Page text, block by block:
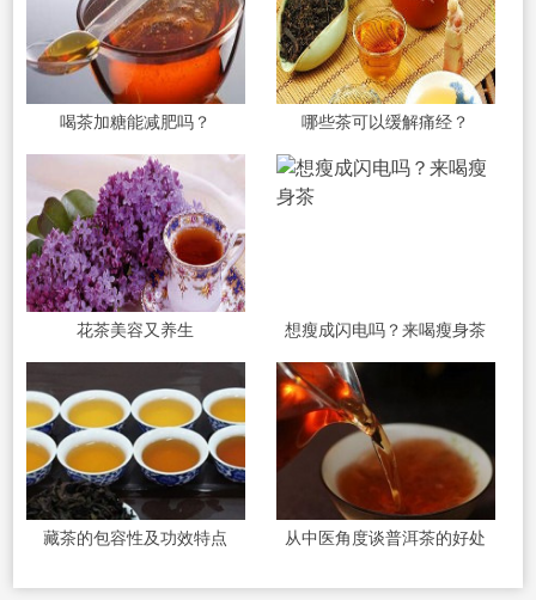
喝茶加糖能减肥吗？ 哪些茶可以缓解痛经？
花茶美容又养生 想瘦成闪电吗？来喝瘦身茶
藏茶的包容性及功效特点 从中医角度谈普洱茶的好处